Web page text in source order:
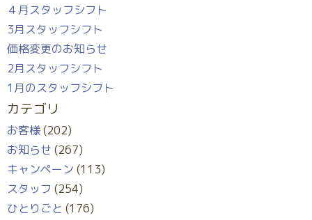
４月スタッフシフト
3月スタッフシフト
価格変更のお知らせ
2月スタッフシフト
1月のスタッフシフト
カテゴリ
お客様(202)
お知らせ (267)
キャンペーン (113)
スタッフ (254)
ひとりごと (176)